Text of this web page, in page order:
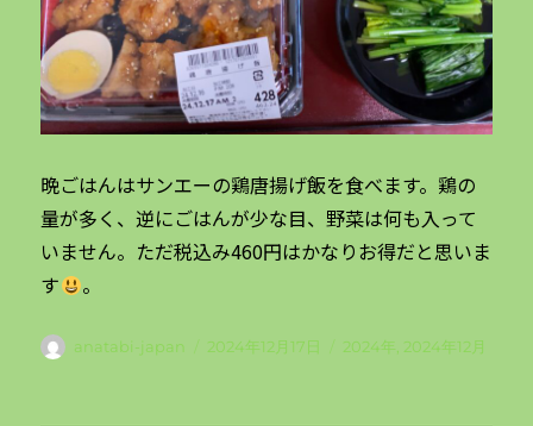
晩ごはんはサンエーの鶏唐揚げ飯を食べます。鶏の
量が多く、逆にごはんが少な目、野菜は何も入って
いません。ただ税込み460円はかなりお得だと思いま
す
。
投
anatabi-japan
投
2024年12月17日
カ
2024年, 2024年12月